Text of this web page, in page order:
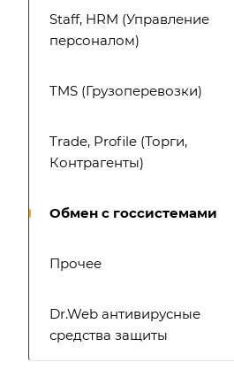
Staff, HRM (Управление
персоналом)
TMS (Грузоперевозки)
Trade, Profile (Торги,
Контрагенты)
Обмен с госсистемами
Прочее
Dr.Web антивирусные
средства защиты